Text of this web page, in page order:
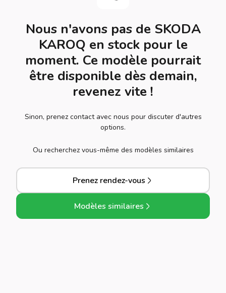
Nous n'avons pas de SKODA
KAROQ en stock pour le
moment. Ce modèle pourrait
être disponible dès demain,
revenez vite !
Sinon, prenez contact avec nous pour discuter d'autres
options.
Ou recherchez vous-même des modèles similaires
Prenez rendez-vous
Modèles similaires